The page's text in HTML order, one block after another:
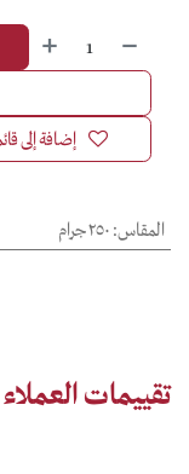
إضافة إلى
المقاس: ٢٥٠ جرام
تقييمات العملاء